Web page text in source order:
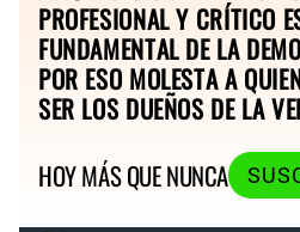
PROFESIONAL Y CRÍTICO
FUNDAMENTAL DE LA
POR ESO MOLESTA A
SER LOS DUEÑOS DE LA
HOY MÁS QUE NUNCA